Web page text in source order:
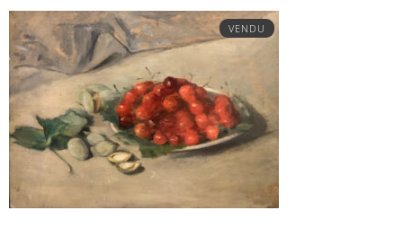
VENDU